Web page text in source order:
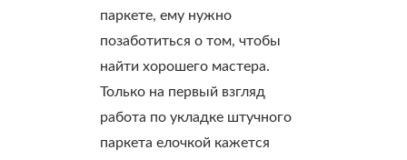
паркете, ему нужно
позаботиться о том, чтобы
найти хорошего мастера.
Только на первый взгляд
работа по укладке штучного
паркета елочкой кажется